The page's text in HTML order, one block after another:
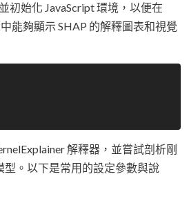
初始化 JavaScript 環境，以便在
能夠顯示 SHAP 的解釋圖表和視覺
解釋器，並嘗試剖析剛
型。以下是常用的設定參數與說